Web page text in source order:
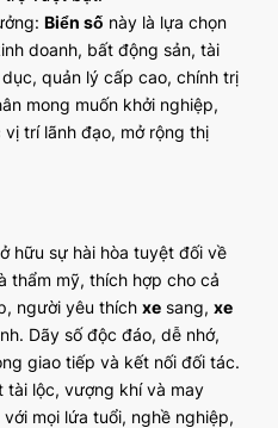
Biển số này là lựa chọn
doanh, bất động sản, tài
quản lý cấp cao, chính trị
mong muốn khởi nghiệp,
trí lãnh đạo, mở rộng thị
hữu sự hài hòa tuyệt đối về
thẩm mỹ, thích hợp cho cả
người yêu thích xe sang, xe
Dãy số độc đáo, dễ nhớ,
giao tiếp và kết nối đối tác.
tài lộc, vượng khí và may
với mọi lứa tuổi, nghề nghiệp,